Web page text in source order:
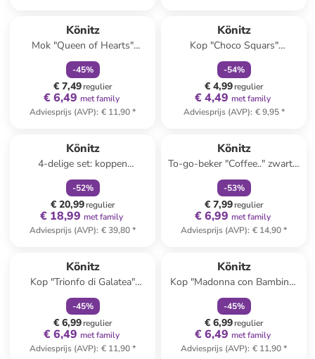
Könitz
Mok "Queen of Hearts"
rood/wit - 400 ml
-45%
€ 7,49regulier
€ 6,49 met family
Adviesprijs (AVP): € 11,90*
Könitz
Kop "Choco Squars"
meerkleurig - 300 ml
-54%
€ 4,99regulier
€ 4,49 met family
Adviesprijs (AVP): € 9,95*
Könitz
4-delige set: koppen
"Kersthuisjes" wit/meerkleurig
- 400 ml
-52%
€ 20,99regulier
€ 18,99 met family
Adviesprijs (AVP): € 39,80*
Könitz
To-go-beker "Coffee.." zwart -
380 ml
-53%
€ 7,99regulier
€ 6,99 met family
Adviesprijs (AVP): € 14,90*
Könitz
Kop "Trionfo di Galatea"
lichtblauw - 85 ml
-45%
€ 6,99regulier
€ 6,49 met family
Adviesprijs (AVP): € 11,90*
Könitz
Kop "Madonna con Bambino"
rood/beige - 85 ml
-45%
€ 6,99regulier
€ 6,49 met family
Adviesprijs (AVP): € 11,90*